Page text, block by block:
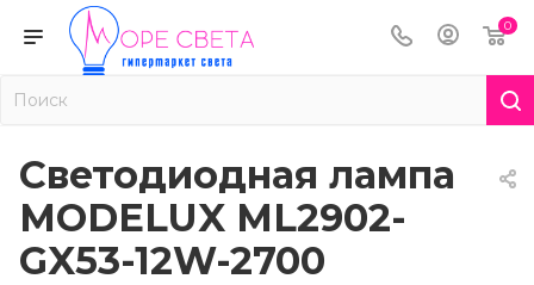
0
Светодиодная лампа
MODELUX ML2902-
GX53-12W-2700